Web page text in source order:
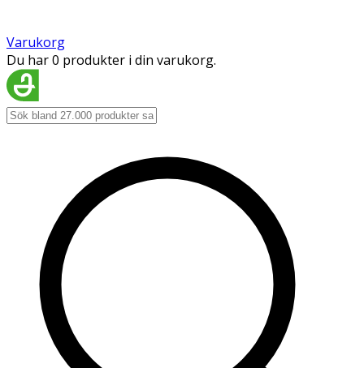
Varukorg
Du har 0 produkter i din varukorg.